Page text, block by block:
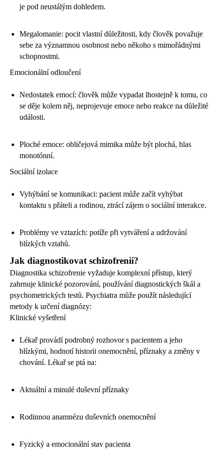
je pod neustálým dohledem.
Megalomanie: pocit vlastní důležitosti, kdy člověk považuje
sebe za významnou osobnost nebo někoho s mimořádnými
schopnostmi.
Emocionální odloučení
Nedostatek emocí: člověk může vypadat lhostejně k tomu, co
se děje kolem něj, neprojevuje emoce nebo reakce na důležité
události.
Ploché emoce: obličejová mimika může být plochá, hlas
monotónní.
Sociální izolace
Vyhýbání se komunikaci: pacient může začít vyhýbat
kontaktu s přáteli a rodinou, ztrácí zájem o sociální interakce.
Problémy ve vztazích: potíže při vytváření a udržování
blízkých vztahů.
Jak diagnostikovat schizofrenii?
Diagnostika schizofrenie vyžaduje komplexní přístup, který
zahrnuje klinické pozorování, používání diagnostických škál a
psychometrických testů. Psychiatra může použít následující
metody k určení diagnózy:
Klinické vyšetření
Lékař provádí podrobný rozhovor s pacientem a jeho
blízkými, hodnotí historii onemocnění, příznaky a změny v
chování. Lékař se ptá na:
Aktuální a minulé duševní příznaky
Rodinnou anamnézu duševních onemocnění
Fyzický a emocionální stav pacienta